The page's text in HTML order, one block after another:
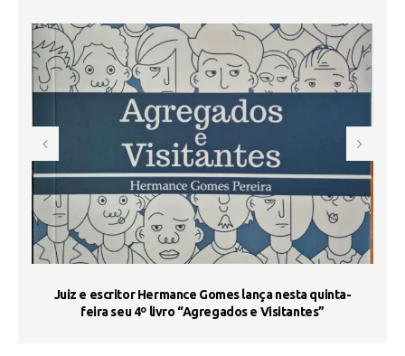
Juiz e escritor Hermance Gomes lança nesta quinta-
feira seu 4º livro “Agregados e Visitantes”